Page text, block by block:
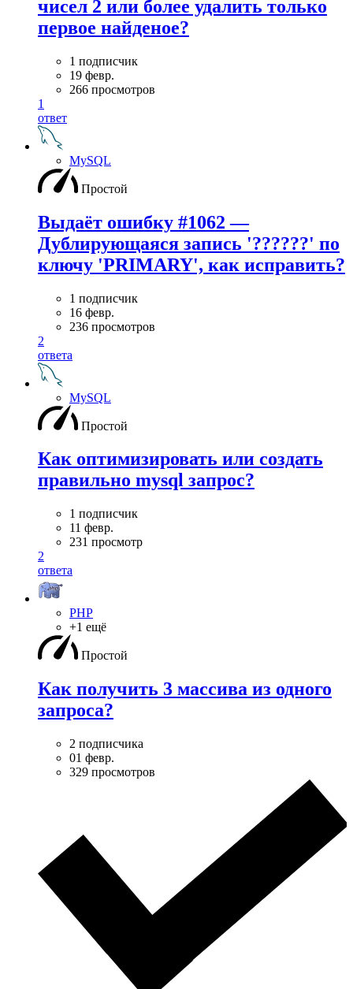
чисел 2 или более удалить только
первое найденое?
1 подписчик
19 февр.
266 просмотров
1
ответ
MySQL
Простой
Выдаёт ошибку #1062 —
Дублирующаяся запись '??????' по
ключу 'PRIMARY', как исправить?
1 подписчик
16 февр.
236 просмотров
2
ответа
MySQL
Простой
Как оптимизировать или создать
правильно mysql запрос?
1 подписчик
11 февр.
231 просмотр
2
ответа
PHP
+1 ещё
Простой
Как получить 3 массива из одного
запроса?
2 подписчика
01 февр.
329 просмотров